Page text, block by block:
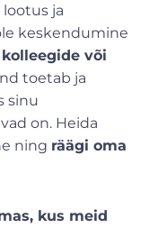
ja
keskendumine
või
toetab ja
sinu
on. Heida
ning räägi oma
kus meid